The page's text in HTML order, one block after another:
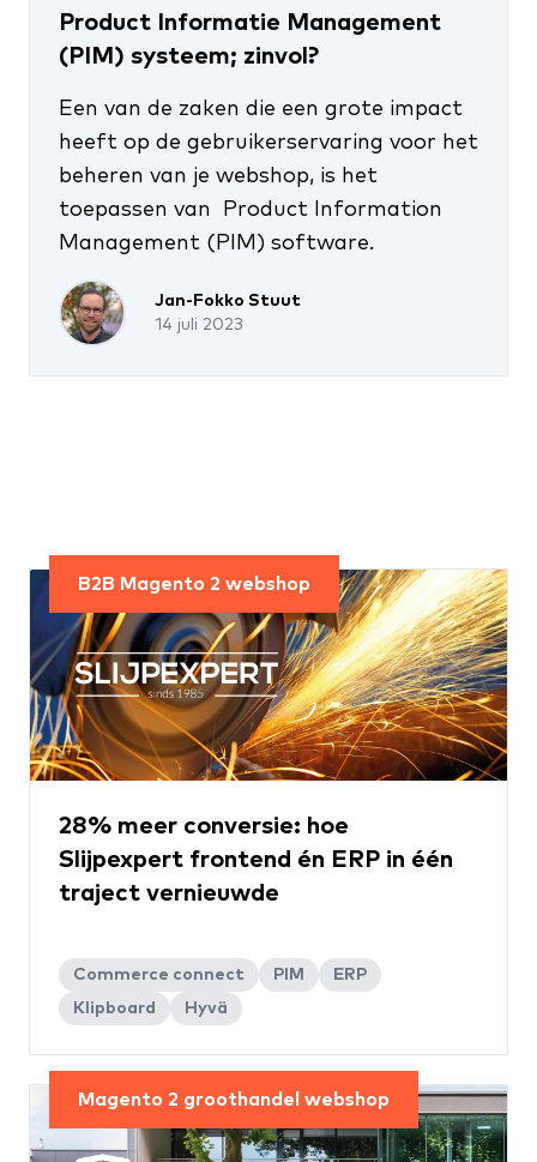
Product Informatie Management
(PIM) systeem; zinvol?
Een van de zaken die een grote impact
heeft op de gebruikerservaring voor het
beheren van je webshop, is het
toepassen van Product Information
Management (PIM) software.
Jan-Fokko Stuut
14 juli 2023
B2B Magento 2 webshop
28% meer conversie: hoe
Slijpexpert frontend én ERP in één
traject vernieuwde
Commerce connect PIM
ERP
Klipboard
Hyvä
Magento 2 groothandel webshop